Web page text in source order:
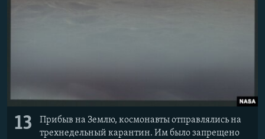
13
Прибыв на Землю, космонавты отправлялись на
трехнедельный карантин. Им было запрещено